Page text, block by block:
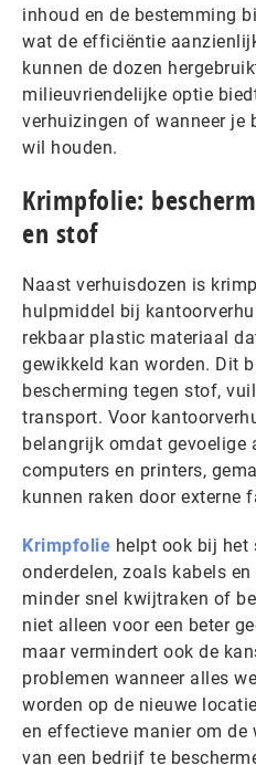
inhoud en de bestemming
wat de efficiëntie
kunnen de dozen
milieuvriendelijke optie
verhuizingen of wanneer je
wil houden.
Krimpfolie:
en stof
Naast verhuisdozen is
hulpmiddel bij
rekbaar plastic materiaal
gewikkeld kan worden. Dit
bescherming tegen stof,
transport. Voor
belangrijk omdat gevoelige
computers en printers,
kunnen raken door externe
Krimpfolie helpt ook bij het
onderdelen, zoals kabels
minder snel kwijtraken of
niet alleen voor een beter
maar vermindert ook de
problemen wanneer alles
worden op de nieuwe
en effectieve manier om de
van een bedrijf te